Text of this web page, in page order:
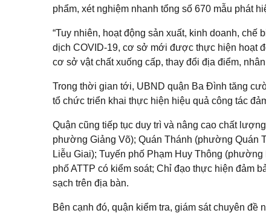
phẩm, xét nghiệm nhanh tổng số 670 mẫu phát
“Tuy nhiên, hoạt động sản xuất, kinh doanh,
dịch COVID-19, cơ sở mới được thực hiện hoạt
cơ sở vật chất xuống cấp, thay đổi địa điểm,
Trong thời gian tới, UBND quận Ba Đình tăng
tổ chức triển khai thực hiện hiệu quả công tác
Quận cũng tiếp tục duy trì và nâng cao chất
phường Giảng Võ); Quán Thánh (phường Quán
Liễu Giai); Tuyến phố Phạm Huy Thông
phố ATTP có kiểm soát; Chỉ đạo thực hiện đảm
sạch trên địa bàn.
Bên cạnh đó, quận kiểm tra, giám sát chuyên